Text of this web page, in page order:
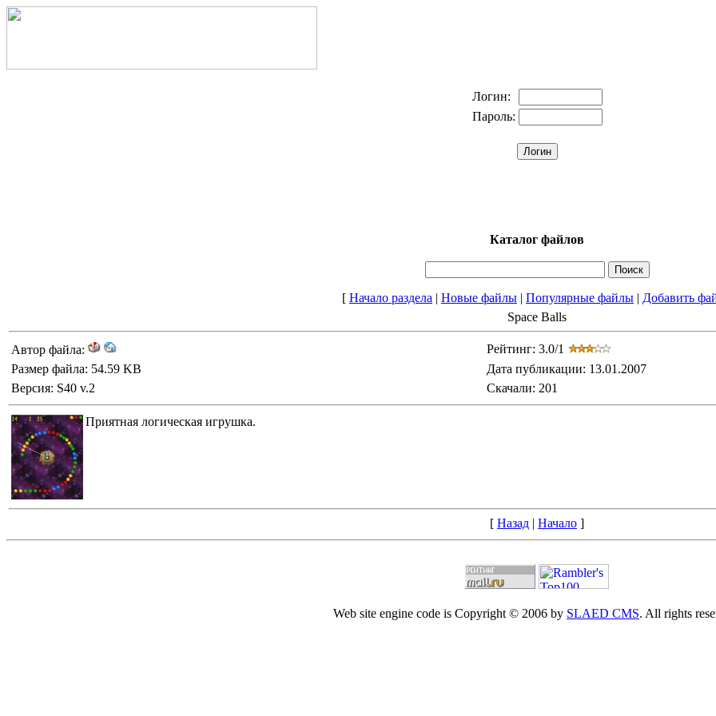
Логин:
Пароль:
Каталог файлов
[ Начало раздела | Новые файлы | Популярные файлы | Добавить
Space Balls
Автор файла:
Рейтинг: 3.0/1
Размер файла: 54.59 KB
Дата публикации: 13.01.2007
Версия: S40 v.2
Скачали: 201
Приятная логическая игрушка.
[ Назад | Начало ]
Web site engine code is Copyright © 2006 by SLAED CMS. All rights